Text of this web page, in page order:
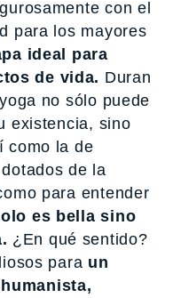
con el
para los mayores
ideal para
de vida. Duran
no sólo puede
existencia, sino
como la de
de la
para entender
es bella sino
¿En qué sentido?
para un